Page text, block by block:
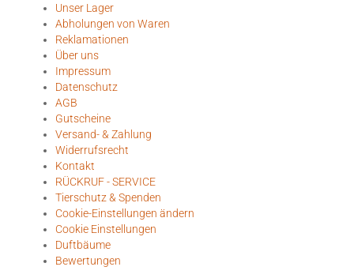
Unser Lager
Abholungen von Waren
Reklamationen
Über uns
Impressum
Datenschutz
AGB
Gutscheine
Versand- & Zahlung
Widerrufsrecht
Kontakt
RÜCKRUF - SERVICE
Tierschutz & Spenden
Cookie-Einstellungen ändern
Cookie Einstellungen
Duftbäume
Bewertungen